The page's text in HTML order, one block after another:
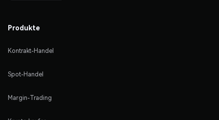
Produkte
Kontrakt-Handel
Spot-Handel
Margin-Trading